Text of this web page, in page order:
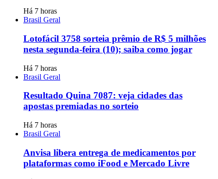
Há 7 horas
Brasil Geral
Lotofácil 3758 sorteia prêmio de R$ 5 milhões
nesta segunda-feira (10); saiba como jogar
Há 7 horas
Brasil Geral
Resultado Quina 7087: veja cidades das
apostas premiadas no sorteio
Há 7 horas
Brasil Geral
Anvisa libera entrega de medicamentos por
plataformas como iFood e Mercado Livre